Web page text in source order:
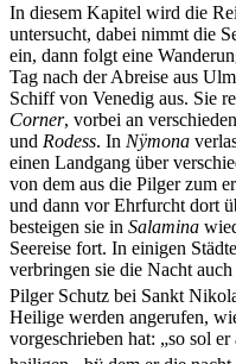
In diesem Kapitel wird die
untersucht, dabei nimmt die
ein, dann folgt eine
Tag nach der Abreise aus
Schiff von Venedig aus. Sie
Corner, vorbei an
und Rodess. In Nÿmona
einen Landgang über
von dem aus die Pilger zum
und dann vor Ehrfurcht dort
besteigen sie in Salamina
Seereise fort. In einigen
verbringen sie die Nacht
Pilger Schutz bei Sankt
Heilige werden angerufen,
vorgeschrieben hat: „so sol